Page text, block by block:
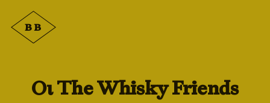
Οι The Whisky Friends